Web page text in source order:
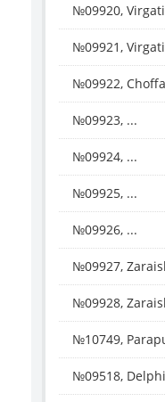
№09920,
№09921,
№09922,
№09923, ...
№09924, ...
№09925, ...
№09926, ...
№09927,
№09928,
№10749,
№09518,